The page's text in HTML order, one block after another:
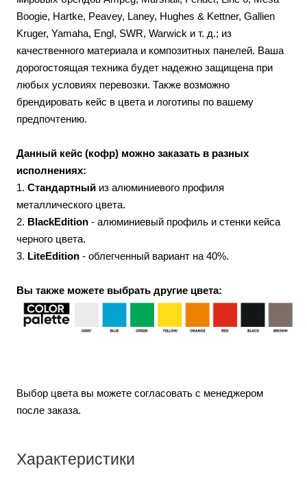
Boogie, Hartke, Peavey, Laney, Hughes & Kettner, Gallien
Kruger, Yamaha, Engl, SWR, Warwick и т. д.; из
качественного материала и композитных панелей. Ваша
дорогостоящая техника будет надежно защищена при
любых условиях перевозки. Также возможно
брендировать кейс в цвета и логотипы по вашему
предпочтению.
Данный кейс (кофр) можно заказать в разных
исполнениях:
1. Стандартный из алюминиевого профиля
металлического цвета.
2. BlackEdition - алюминиевый профиль и стенки кейса
черного цвета.
3. LiteEdition - облегченный вариант на 40%.
Вы также можете выбрать другие цвета:
Выбор цвета вы можете согласовать с менеджером
после заказа.
Характеристики